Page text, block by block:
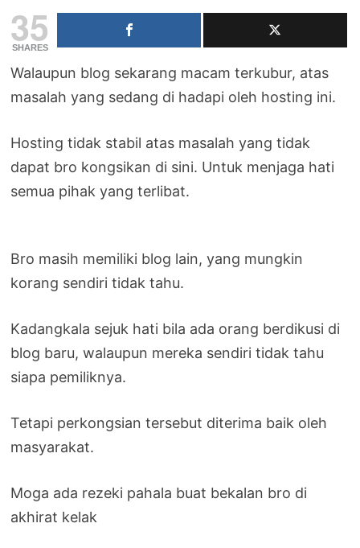
35
SHARES
Walaupun blog sekarang macam terkubur, atas
masalah yang sedang di hadapi oleh hosting ini.
Hosting tidak stabil atas masalah yang tidak
dapat bro kongsikan di sini. Untuk menjaga hati
semua pihak yang terlibat.
Bro masih memiliki blog lain, yang mungkin
korang sendiri tidak tahu.
Kadangkala sejuk hati bila ada orang berdikusi di
blog baru, walaupun mereka sendiri tidak tahu
siapa pemiliknya.
Tetapi perkongsian tersebut diterima baik oleh
masyarakat.
Moga ada rezeki pahala buat bekalan bro di
akhirat kelak